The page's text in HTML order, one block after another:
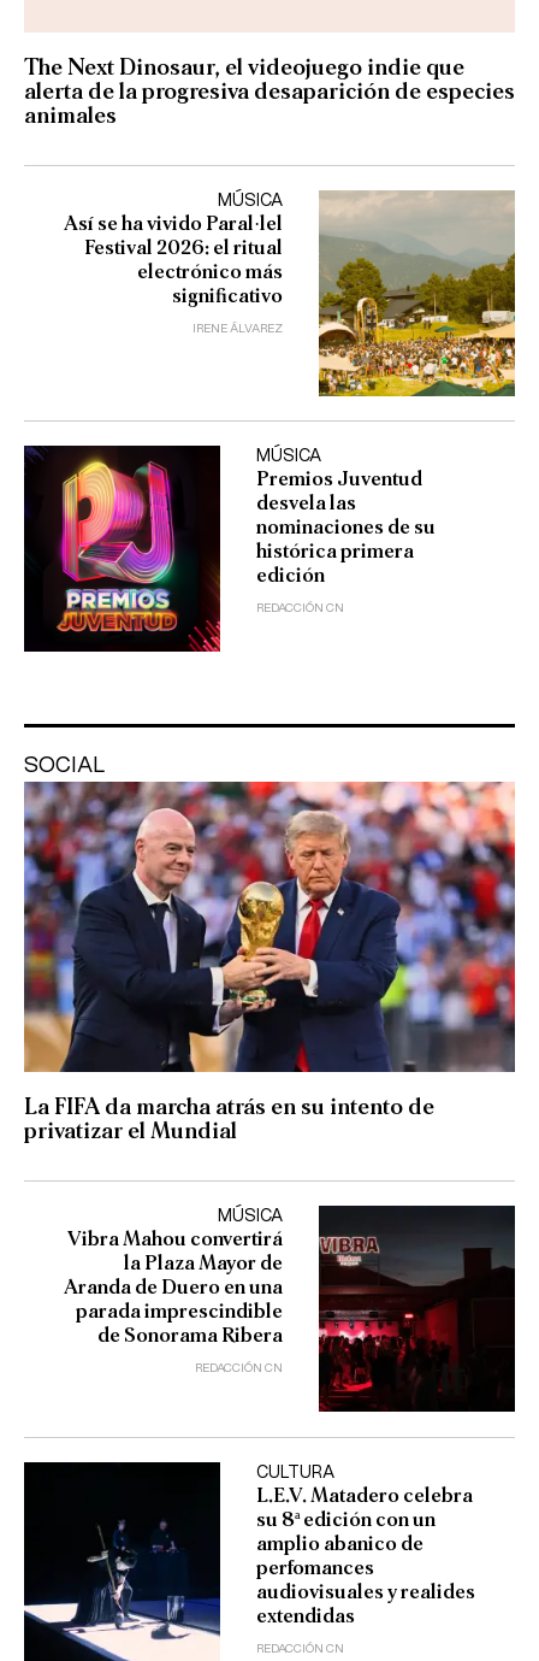
The Next Dinosaur, el videojuego indie que
alerta de la progresiva desaparición de especies
animales
MÚSICA
Así se ha vivido Paral·lel
Festival 2026: el ritual
electrónico más
significativo
IRENE ÁLVAREZ
MÚSICA
Premios Juventud
desvela las
nominaciones de su
histórica primera
edición
REDACCIÓN CN
SOCIAL
La FIFA da marcha atrás en su intento de
privatizar el Mundial
MÚSICA
Vibra Mahou convertirá
la Plaza Mayor de
Aranda de Duero en una
parada imprescindible
de Sonorama Ribera
REDACCIÓN CN
CULTURA
L.E.V. Matadero celebra
su 8ª edición con un
amplio abanico de
perfomances
audiovisuales y realides
extendidas
REDACCIÓN CN